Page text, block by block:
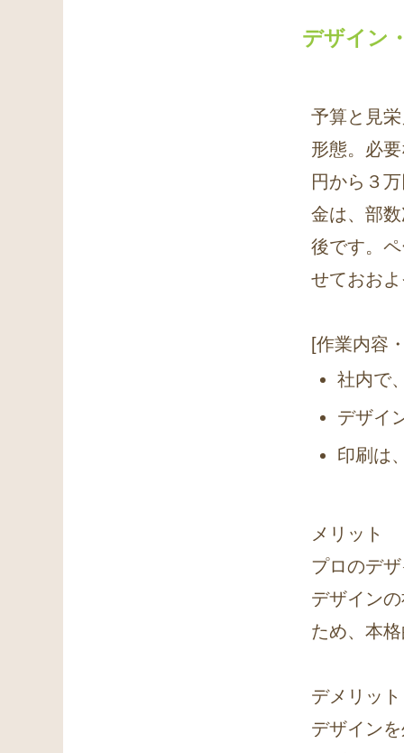
デザイン
予算と見
形態。必
円から３
金は、部
後です。
せておお
[作業内容
社内で
デザイ
印刷は
メリット
プロのデ
デザイン
ため、本
デメリット
デザイン